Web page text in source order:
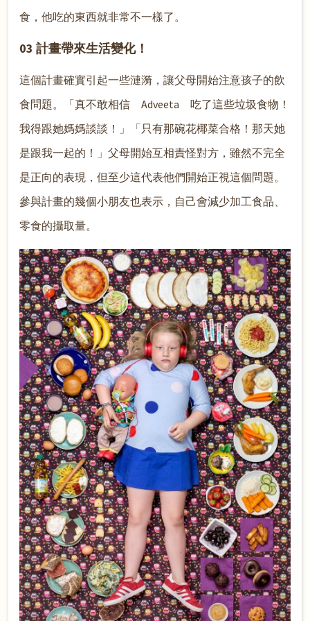
食，他吃的東西就非常不一樣了。
03 計畫帶來生活變化！
這個計畫確實引起一些漣漪，讓父母開始注意孩子的飲
食問題。「真不敢相信 Adveeta 吃了這些垃圾食物！
我得跟她媽媽談談！」「只有那碗花椰菜合格！那天她
是跟我一起的！」父母開始互相責怪對方，雖然不完全
是正向的表現，但至少這代表他們開始正視這個問題。
參與計畫的幾個小朋友也表示，自己會減少加工食品、
零食的攝取量。